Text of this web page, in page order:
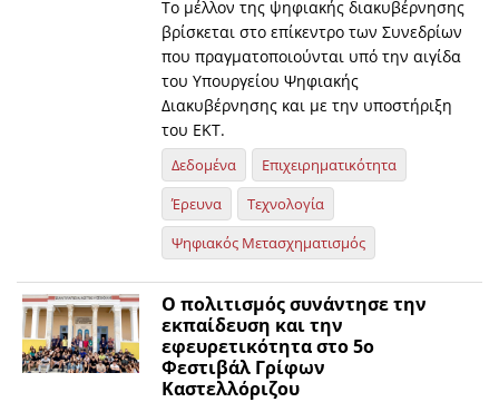
Το μέλλον της ψηφιακής διακυβέρνησης
βρίσκεται στο επίκεντρο των Συνεδρίων
που πραγματοποιούνται υπό την αιγίδα
του Υπουργείου Ψηφιακής
Διακυβέρνησης και με την υποστήριξη
του ΕΚΤ.
Δεδομένα
Επιχειρηματικότητα
Έρευνα
Τεχνολογία
Ψηφιακός Μετασχηματισμός
O πολιτισμός συνάντησε την
εκπαίδευση και την
εφευρετικότητα στο 5ο
Φεστιβάλ Γρίφων
Καστελλόριζου